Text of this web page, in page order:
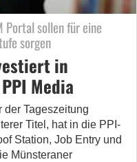
Portal sollen für eine
sorgen
in
Media
der Tageszeitung
Titel, hat in die PPI-
Station, Job Entry und
Münsteraner